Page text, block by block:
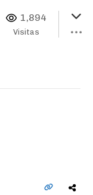
1,894
Visitas